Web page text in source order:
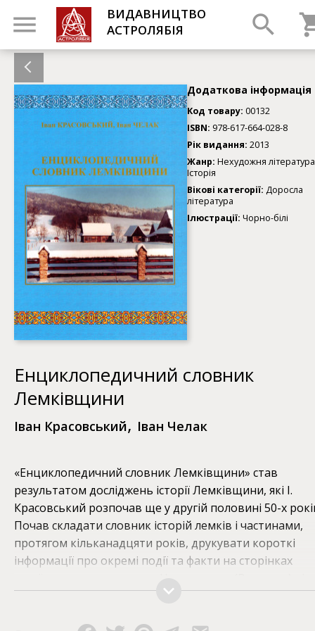
ВИДАВНИЦТВО
АСТРОЛЯБІЯ
Додаткова інформація
Код товару: 00132
ISBN: 978-617-664-028-8
Рік видання: 2013
Жанр: Нехудожня
Історія
Вікові категорії: Доросла
література
Ілюстрації: Чорно-білі
Енциклопедичний словник
Лемківщини
Іван Красовський, Іван Челак
«Енциклопедичний словник Лемківщини» став
результатом досліджень історії Лемківщини, які І.
Красовський розпочав ще у другій половині 50-х
Почав складати словник історій лемків і частинами,
протягом кільканадцяти років, друкувати короткі
інформації про окремі події та факти на сторінках
девізом «З історії та культури Лемків». Численні